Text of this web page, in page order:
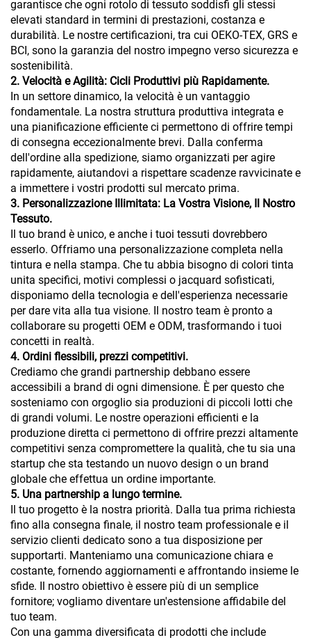
garantisce che ogni rotolo di tessuto soddisfi gli stessi
elevati standard in termini di prestazioni, costanza e
durabilità. Le nostre certificazioni, tra cui OEKO-TEX, GRS e
BCI, sono la garanzia del nostro impegno verso sicurezza e
sostenibilità.
2. Velocità e Agilità: Cicli Produttivi più Rapidamente.
In un settore dinamico, la velocità è un vantaggio
fondamentale. La nostra struttura produttiva integrata e
una pianificazione efficiente ci permettono di offrire tempi
di consegna eccezionalmente brevi. Dalla conferma
dell'ordine alla spedizione, siamo organizzati per agire
rapidamente, aiutandovi a rispettare scadenze ravvicinate e
a immettere i vostri prodotti sul mercato prima.
3. Personalizzazione Illimitata: La Vostra Visione, Il Nostro
Tessuto.
Il tuo brand è unico, e anche i tuoi tessuti dovrebbero
esserlo. Offriamo una personalizzazione completa nella
tintura e nella stampa. Che tu abbia bisogno di colori tinta
unita specifici, motivi complessi o jacquard sofisticati,
disponiamo della tecnologia e dell'esperienza necessarie
per dare vita alla tua visione. Il nostro team è pronto a
collaborare su progetti OEM e ODM, trasformando i tuoi
concetti in realtà.
4. Ordini flessibili, prezzi competitivi.
Crediamo che grandi partnership debbano essere
accessibili a brand di ogni dimensione. È per questo che
sosteniamo con orgoglio sia produzioni di piccoli lotti che
di grandi volumi. Le nostre operazioni efficienti e la
produzione diretta ci permettono di offrire prezzi altamente
competitivi senza compromettere la qualità, che tu sia una
startup che sta testando un nuovo design o un brand
globale che effettua un ordine importante.
5. Una partnership a lungo termine.
Il tuo progetto è la nostra priorità. Dalla tua prima richiesta
fino alla consegna finale, il nostro team professionale e il
servizio clienti dedicato sono a tua disposizione per
supportarti. Manteniamo una comunicazione chiara e
costante, fornendo aggiornamenti e affrontando insieme le
sfide. Il nostro obiettivo è essere più di un semplice
fornitore; vogliamo diventare un'estensione affidabile del
tuo team.
Con una gamma diversificata di prodotti che include